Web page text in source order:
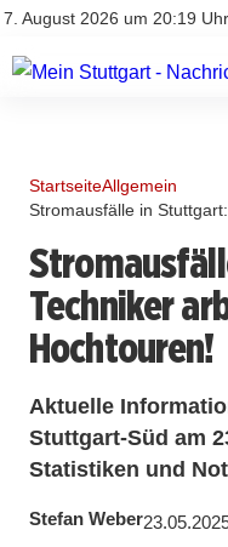
7. August 2026 um 20:19 Uhr
Impressum
Branchenbuch
Werbung
StartseiteAllgemein
Stromausfälle in
Techniker
Hochtouren!
Aktuelle
Stuttgart-Süd am
Statistiken und
Stefan Weber